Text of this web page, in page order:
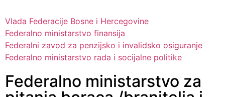
Vlada Federacije Bosne i Hercegovine
Federalno ministarstvo finansija
Federalni zavod za penzijsko i invalidsko osiguranje
Federalno ministarstvo rada i socijalne politike
Federalno ministarstvo za